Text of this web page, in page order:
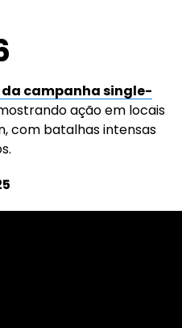
campanha single-
ação em locais
com batalhas intensas